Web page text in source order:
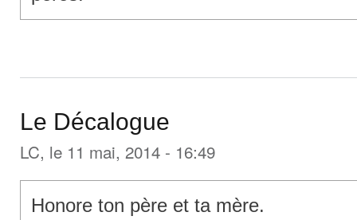
Le Décalogue
LC, le 11 mai, 2014 - 16:49
Honore ton père et ta mère.